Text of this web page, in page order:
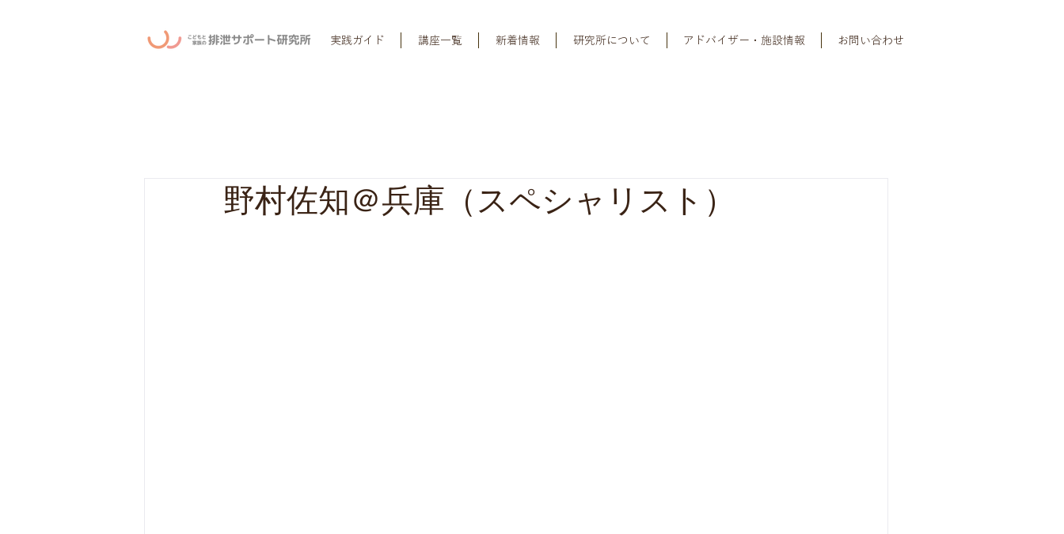
実践ガイド 講座一覧 新着情報 研究所について アドバイザー・施設情報 お問い合わせ
野村佐知＠兵庫（スペシャリスト）